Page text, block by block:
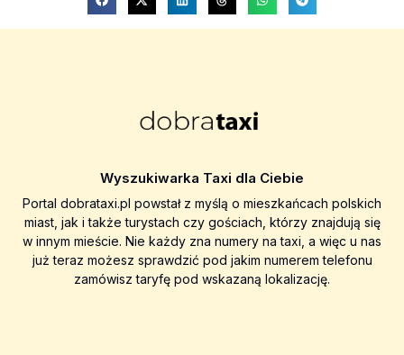
Wyszukiwarka Taxi dla Ciebie
Portal dobrataxi.pl powstał z myślą o mieszkańcach polskich
miast, jak i także turystach czy gościach, którzy znajdują się
w innym mieście. Nie każdy zna numery na taxi, a więc u nas
już teraz możesz sprawdzić pod jakim numerem telefonu
zamówisz taryfę pod wskazaną lokalizację.